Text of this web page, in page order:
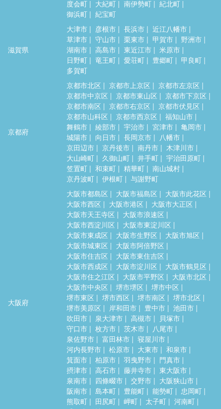
度会町
大紀町 南伊勢町
紀北町
御浜町
紀宝町
滋賀県
大津市 彦根市 長浜市
近江八幡市
草津市
守山市 栗東市 甲賀市
野洲市
湖南市
高島市 東近江市
米原市
日野町
竜王町 愛荘町 豊郷町
甲良町
多賀町
京都府
京都市北区 京都市上京区
京都市左京区
京都市中京区
京都市東山区
京都市下京区
京都市南区
京都市右京区
京都市伏見区
京都市山科区
京都市西京区
福知山市
舞鶴市
綾部市 宇治市 宮津市
亀岡市
城陽市
向日市 長岡京市
八幡市
京田辺市
京丹後市 南丹市
木津川市
大山崎町
久御山町 井手町
宇治田原町
笠置町
和束町 精華町
南山城村
京丹波町
伊根町 与謝野町
大阪府
大阪市都島区 大阪市福島区
大阪市此花区
大阪市西区
大阪市港区
大阪市大正区
大阪市天王寺区
大阪市浪速区
大阪市西淀川区
大阪市東淀川区
大阪市東成区
大阪市生野区
大阪市旭区
大阪市城東区
大阪市阿倍野区
大阪市住吉区
大阪市東住吉区
大阪市西成区
大阪市淀川区
大阪市鶴見区
大阪市住之江区
大阪市平野区
大阪市北区
大阪市中央区
堺市堺区
堺市中区
堺市東区
堺市西区 堺市南区
堺市北区
堺市美原区
岸和田市 豊中市
池田市
吹田市
泉大津市 高槻市
貝塚市
守口市
枚方市 茨木市
八尾市
泉佐野市
富田林市
寝屋川市
河内長野市
松原市 大東市
和泉市
箕面市
柏原市 羽曳野市
門真市
摂津市
高石市 藤井寺市
東大阪市
泉南市
四條畷市 交野市
大阪狭山市
阪南市
島本町 豊能町 能勢町
忠岡町
熊取町
田尻町 岬町 太子町
河南町